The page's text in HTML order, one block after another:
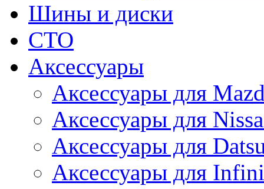
Шины и диски
СТО
Аксессуары
Аксессуары для
Аксессуары для
Аксессуары для
Аксессуары для